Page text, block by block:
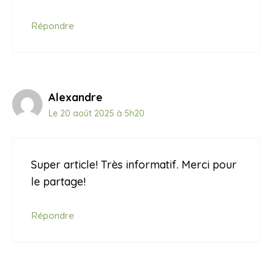
Répondre
Alexandre
Le 20 août 2025 à 5h20
Super article! Très informatif. Merci pour
le partage!
Répondre